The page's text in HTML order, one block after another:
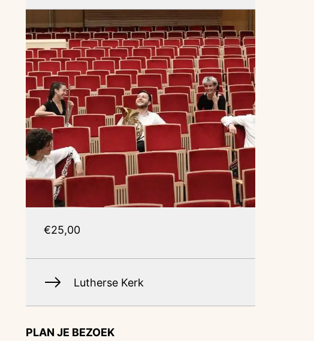
€25,00
Lutherse Kerk
PLAN JE BEZOEK